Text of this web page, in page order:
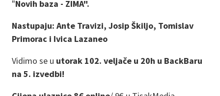
"Novih baza - ZIMA".
Nastupaju: Ante Travizi, Josip Škiljo, Tomislav
Primorac i Ivica Lazaneo
Vidimo se u utorak 102. veljače u 20h u BackBaru
na 5. izvedbi!